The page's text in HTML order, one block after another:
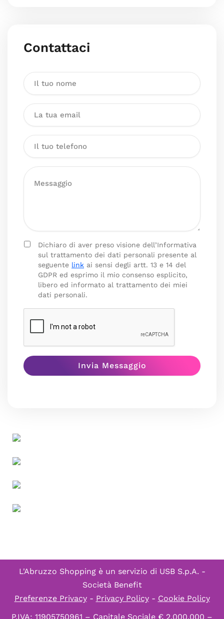
Contattaci
Dichiaro di aver preso visione dell’Informativa
sul trattamento dei dati personali presente al
seguente link ai sensi degli artt. 13 e 14 del
GDPR ed esprimo il mio consenso esplicito,
libero ed informato al trattamento dei miei
dati personali.
L'Abruzzo Shopping è un servizio di USB S.p.A. -
Società Benefit
Preferenze Privacy- Privacy Policy- Cookie Policy
P.IVA: 11905750961 – Capitale Sociale € 2.000.000 –